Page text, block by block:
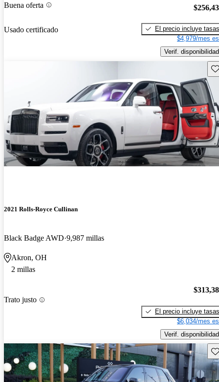
Buena oferta
Usado certificado
El precio incluye tasas
$4,979/mes
Verif. disponibilidad
2021 Rolls-Royce Cullinan
Black Badge AWD 9,987 millas
Akron, OH
2 millas
Trato justo
El precio incluye tasas
$6,034/mes
Verif. disponibilidad